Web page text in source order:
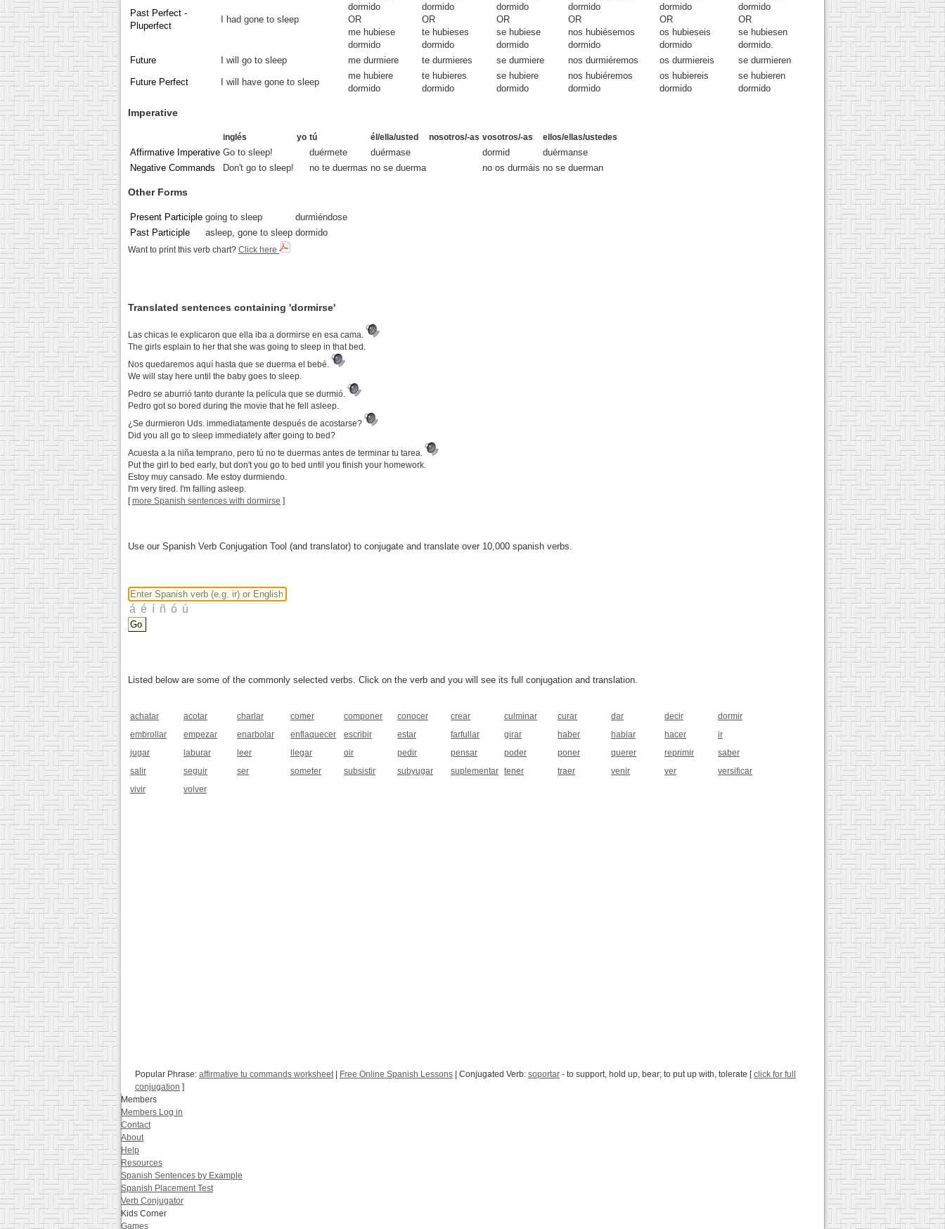
Past Perfect -
Pluperfect
I had gone to sleep
dormido
OR
me hubiese
dormido
dormido
OR
te hubieses
dormido
dormido
OR
se hubiese
dormido
dormido
OR
nos hubiésemos
dormido
dormido
OR
os hubieseis
dormido
dormido
OR
se hubiesen
dormido.
Future
I will go to sleep me durmiere te durmieres se durmiere nos durmiéremos os durmiereis se durmieren
Future Perfect I will have gone to sleep
me hubiere
dormido
te hubieres
dormido
se hubiere
dormido
nos hubiéremos
dormido
os hubiereis
dormido
se hubieren
dormido
Imperative
inglés yo tú él/ella/usted nosotros/-as vosotros/-as ellos/ellas/ustedes
Affirmative Imperative Go to sleep! duérmete duérmase dormid
duérmanse
Negative Commands
Don't go to sleep! no te duermas no se duerma no os durmáis no se duerman
Other Forms
Present Participle going to sleep
durmiéndose
Past Participle
asleep, gone to sleep dormido
Want to print this verb chart? Click here
Translated sentences containing 'dormirse'
Las chicas le explicaron que ella iba a dormirse en esa cama.
The girls esplain to her that she was going to sleep in that bed.
Nos quedaremos aquí hasta que se duerma el bebé.
We will stay here until the baby goes to sleep.
Pedro se aburrió tanto durante la película que se durmió.
Pedro got so bored during the movie that he fell asleep.
¿Se durmieron Uds. immediatamente después de acostarse?
Did you all go to sleep immediately after going to bed?
Acuesta a la niña temprano, pero tú no te duermas antes de terminar tu tarea.
Put the girl to bed early, but don't you go to bed until you finish your homework.
Estoy muy cansado. Me estoy durmiendo.
I'm very tired. I'm falling asleep.
[more Spanish sentences with dormirse ]
Use our Spanish Verb Conjugation Tool (and translator) to conjugate and translate over 10,000 spanish verbs.
Listed below are some of the commonly selected verbs. Click on the verb and you will see its full conjugation and translation.
achatar acotar charlar comer componer conocer crear culminar curar dar decir
dormir
embrollar
empezar enarbolar enflaquecer escribir estar farfullar girar haber hablar hacer
ir
jugar
laburar leer llegar oir pedir pensar poder poner querer reprimir
saber
salir
seguir ser someter subsistir subyugar suplementar tener traer venir ver
versificar
vivir
volver
Popular Phrase: affirmative tu commands worksheet| Free Online Spanish Lessons | Conjugated Verb: soportar - to support, hold up, bear; to put up with, tolerate [click for full
conjugation ]
Members
Members Log in
Contact
About
Help
Resources
Spanish Sentences by Example
Spanish Placement Test
Verb Conjugator
Kids Corner
Games